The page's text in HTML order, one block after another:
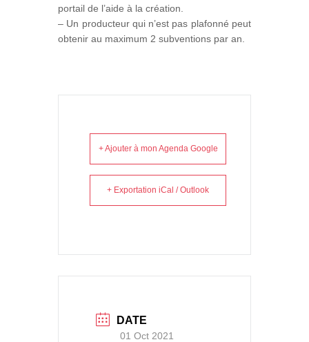
portail de l’aide à la création.
– Un producteur qui n’est pas plafonné peut
obtenir au maximum 2 subventions par an.
+ Ajouter à mon Agenda Google
+ Exportation iCal / Outlook
DATE
01 Oct 2021